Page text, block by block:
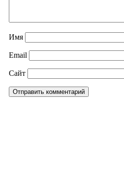
Имя
Email
Сайт